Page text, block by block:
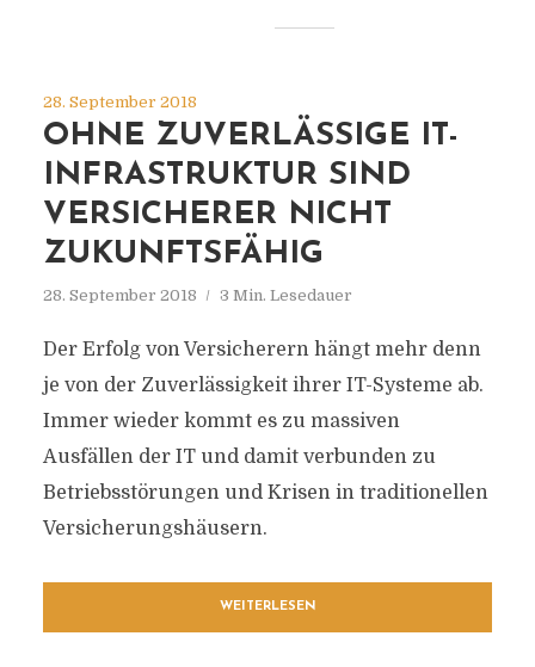
28. September 2018
OHNE ZUVERLÄSSIGE IT-
INFRASTRUKTUR SIND
VERSICHERER NICHT
ZUKUNFTSFÄHIG
28. September 2018 3 Min. Lesedauer
Der Erfolg von Versicherern hängt mehr denn
je von der Zuverlässigkeit ihrer IT-Systeme ab.
Immer wieder kommt es zu massiven
Ausfällen der IT und damit verbunden zu
Betriebsstörungen und Krisen in traditionellen
Versicherungshäusern.
WEITERLESEN